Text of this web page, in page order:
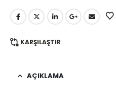
KARŞILAŞTIR
AÇIKLAMA